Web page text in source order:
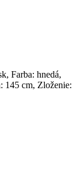
Farba: hnedá,
145 cm, Zloženie: